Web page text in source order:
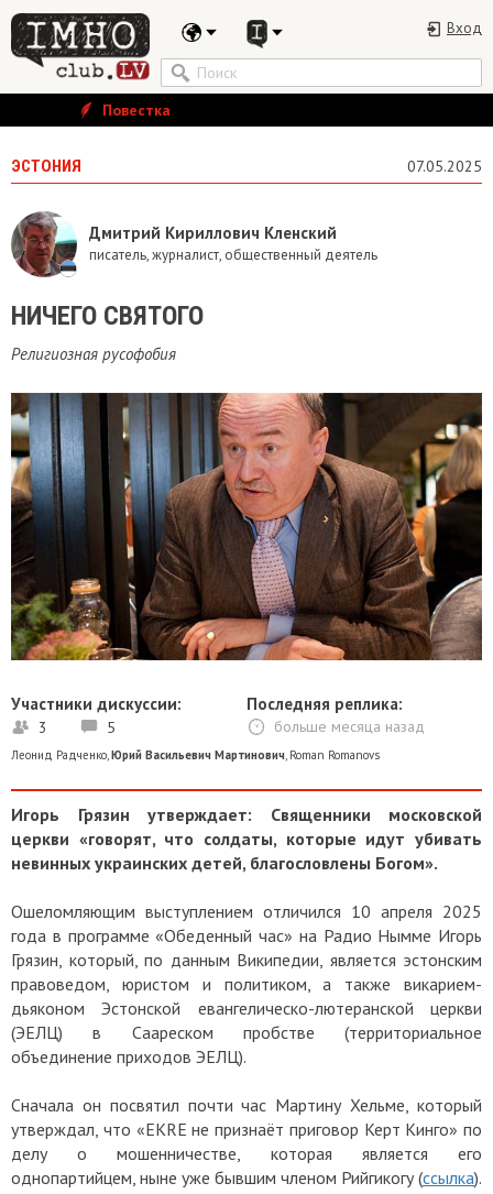
Вход
Повестка
ЭСТОНИЯ 07.05.2025
Дмитрий Кириллович Кленский
писатель, журналист, общественный деятель
НИЧЕГО СВЯТОГО
Религиозная русофобия
Участники дискуссии:
3 5
Последняя реплика:
больше месяца назад
Леонид Радченко,Юрий Васильевич Мартинович, Roman Romanovs
Игорь Грязин утверждает: Священники московской
церкви «говорят, что солдаты, которые идут убивать
невинных украинских детей, благословлены Богом».
Ошеломляющим выступлением отличился 10 апреля 2025
года в программе «Обеденный час» на Радио Нымме Игорь
Грязин, который, по данным Википедии, является эстонским
правоведом, юристом и политиком, а также викарием-
дьяконом Эстонской евангелическо-лютеранской церкви
(ЭЕЛЦ) в Саареском пробстве (территориальное
объединение приходов ЭЕЛЦ).
Сначала он посвятил почти час Мартину Хельме, который
утверждал, что «EKRE не признаёт приговор Керт Кинго» по
делу о мошенничестве, которая является его
однопартийцем, ныне уже бывшим членом Рийгикогу (ссылка).